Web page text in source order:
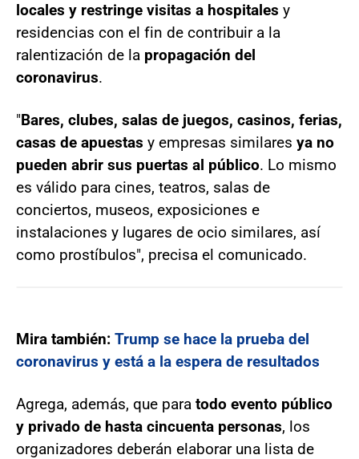
locales y restringe visitas a hospitales y
residencias con el fin de contribuir a la
ralentización de la propagación del
coronavirus.
"Bares, clubes, salas de juegos, casinos, ferias,
casas de apuestas y empresas similares ya no
pueden abrir sus puertas al público. Lo mismo
es válido para cines, teatros, salas de
conciertos, museos, exposiciones e
instalaciones y lugares de ocio similares, así
como prostíbulos", precisa el comunicado.
Mira también: Trump se hace la prueba del
coronavirus y está a la espera de resultados
Agrega, además, que para todo evento público
y privado de hasta cincuenta personas, los
organizadores deberán elaborar una lista de